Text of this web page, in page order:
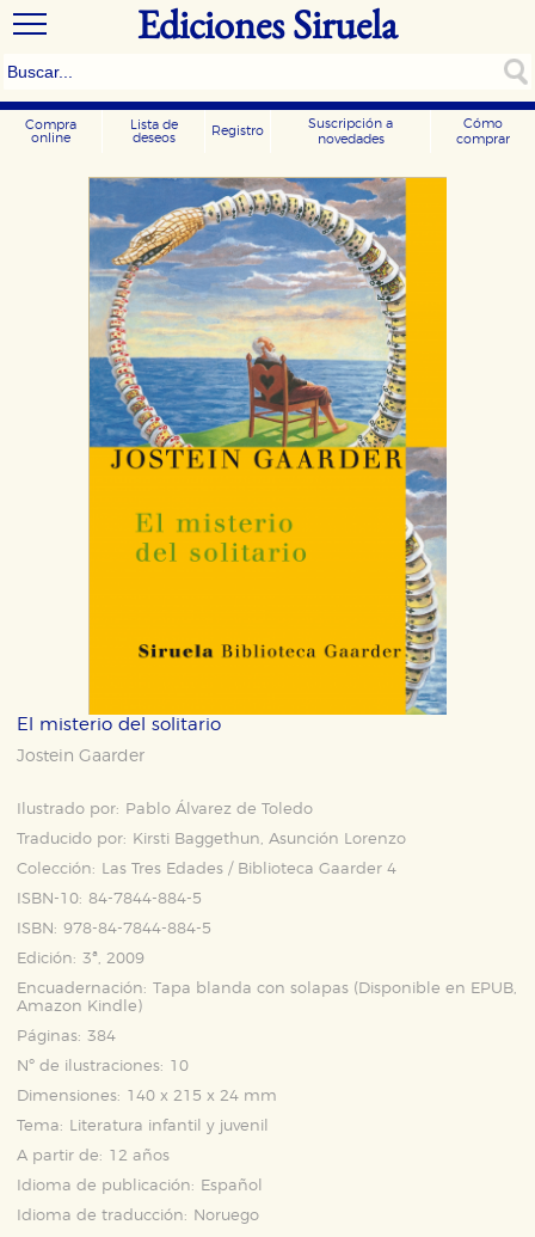
Ediciones Siruela
Compra
online
Lista de
deseos
Registro
Suscripción a
novedades
Cómo
comprar
El misterio del solitario
Jostein Gaarder
Ilustrado por:
Pablo Álvarez de Toledo
Traducido por:
Kirsti Baggethun, Asunción Lorenzo
Colección:
Las Tres Edades / Biblioteca Gaarder 4
ISBN-10: 84-7844-884-5
ISBN: 978-84-7844-884-5
Edición: 3ª, 2009
Encuadernación: Tapa blanda con solapas (Disponible en EPUB,
Amazon Kindle )
Páginas: 384
Nº de ilustraciones: 10
Dimensiones: 140 x 215 x 24 mm
Tema:
Literatura infantil y juvenil
A partir de: 12 años
Idioma de publicación:
Español
Idioma de traducción:
Noruego